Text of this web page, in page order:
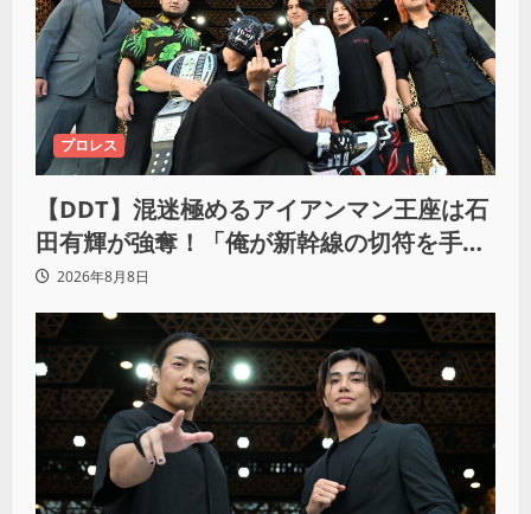
プロレス
【DDT】混迷極めるアイアンマン王座は石
田有輝が強奪！「俺が新幹線の切符を手に
入れるからな！逃げ切るぞ」
2026年8月8日